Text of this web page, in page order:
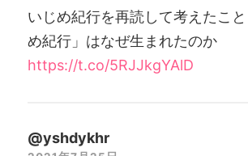
いじめ紀行を再読して考えたこ
め紀行」はなぜ生まれたのか
https://t.co/5RJJkgYAlD
@yshdykhr